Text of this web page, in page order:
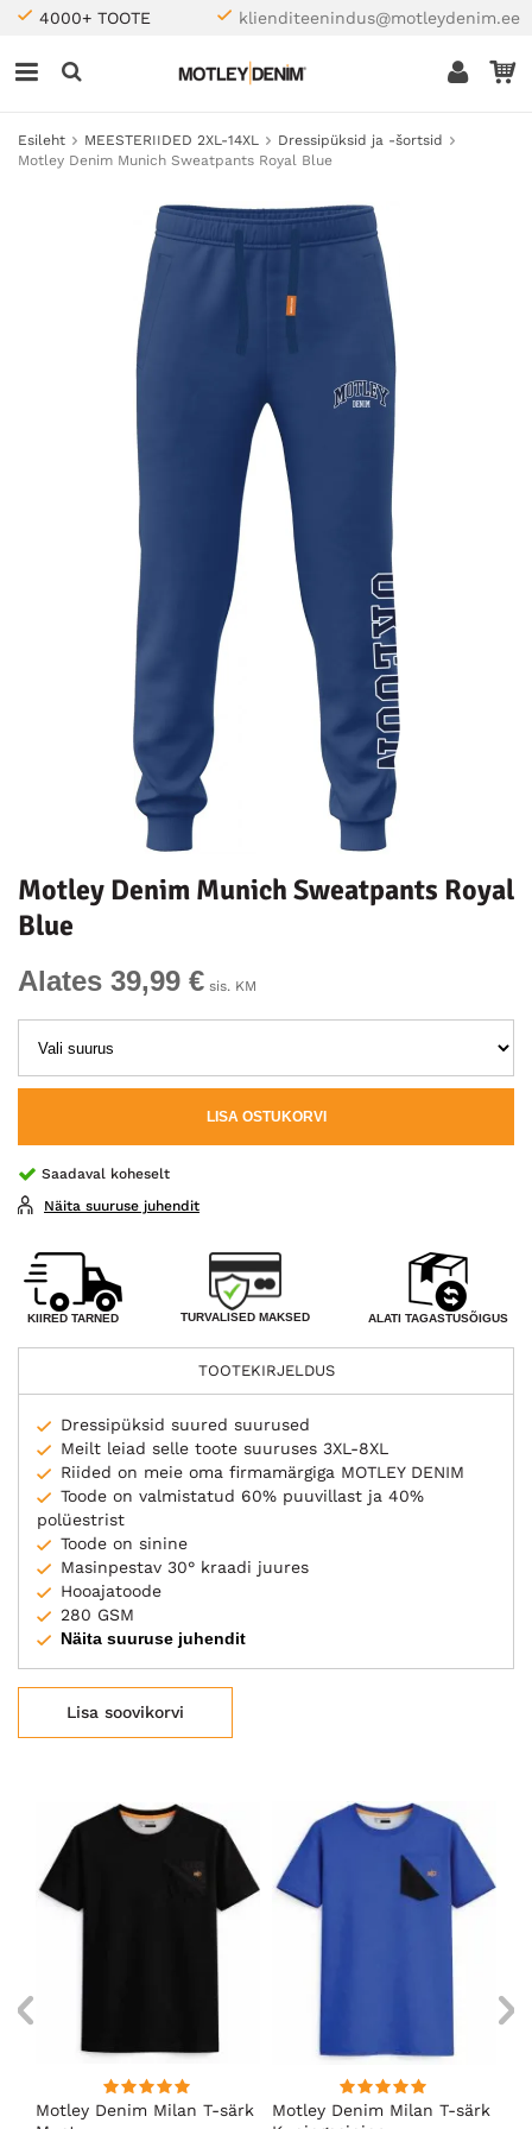
4000+ TOOTE klienditeenindus@motleydenim.ee
Esileht MEESTERIIDED 2XL-14XL
Dressipüksid ja -šortsid
Motley Denim Munich Sweatpants Royal Blue
Motley Denim Munich Sweatpants Royal
Blue
Alates 39,99 € sis. KM
LISA OSTUKORVI
Saadaval koheselt
Näita suuruse juhendit
KIIRED TARNED TURVALISED MAKSED ALATI TAGASTUSÕIGUS
TOOTEKIRJELDUS
Dressipüksid suured suurused
Meilt leiad selle toote suuruses 3XL-8XL
Riided on meie oma firmamärgiga MOTLEY DENIM
Toode on valmistatud 60% puuvillast ja 40%
polüestrist
Toode on sinine
Masinpestav 30° kraadi juures
Hooajatoode
280 GSM
Näita suuruse juhendit
Lisa soovikorvi
Motley Denim Milan T-särk
Motley Denim Milan T-särk